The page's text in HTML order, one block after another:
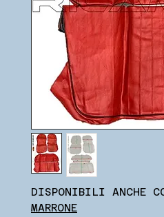
DISPONIBILI ANCHE
MARRONE